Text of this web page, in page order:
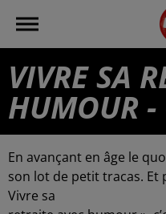
VIVRE SA
HUMOUR -
En avançant en âge le
son lot de petit tracas. Et
Vivre sa